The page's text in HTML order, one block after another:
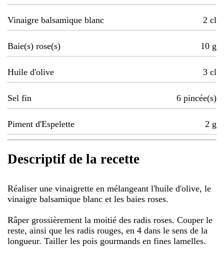
Vinaigre balsamique blanc 2 cl
Baie(s) rose(s) 10 g
Huile d'olive 3 cl
Sel fin 6 pincée(s)
Piment d'Espelette 2 g
Descriptif de la recette
Réaliser une vinaigrette en mélangeant l'huile d'olive, le
vinaigre balsamique blanc et les baies roses.
Râper grossièrement la moitié des radis roses. Couper le
reste, ainsi que les radis rouges, en 4 dans le sens de la
longueur. Tailler les pois gourmands en fines lamelles.